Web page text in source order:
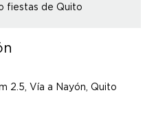
fiestas de Quito
2.5, Vía a Nayón, Quito